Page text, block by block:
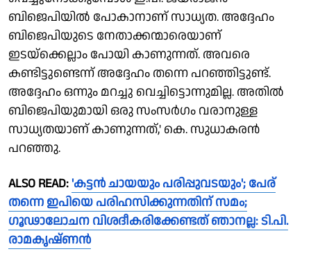
ബിജെപിയില്‍ പോകാനാണ് സാധ്യത. അദ്ദേഹം
ബിജെപിയുടെ നേതാക്കന്മാരെയാണ്
ഇടയ്‌ക്കെല്ലാം പോയി കാണുന്നത്. അവരെ
കണ്ടിട്ടുണ്ടെന്ന് അദ്ദേഹം തന്നെ പറഞ്ഞിട്ടുണ്ട്.
അദ്ദേഹം ഒന്നും മറച്ചു വെച്ചിട്ടൊന്നുമില്ല. അതില്‍
ബിജെപിയുമായി ഒരു സംസര്‍ഗം വരാനുള്ള
സാധ്യതയാണ് കാണുന്നത്,' കെ. സുധാകരന്‍
പറഞ്ഞു.
ALSO READ: 'കട്ടന്‍ ചായയും പരിപ്പുവടയും'; പേര്
തന്നെ ഇപിയെ പരിഹസിക്കുന്നതിന് സമം;
ഗൂഢാലോചന വിശദീകരിക്കേണ്ടത് ഞാനല്ല: ടി.പി.
രാമകൃഷ്ണന്‍